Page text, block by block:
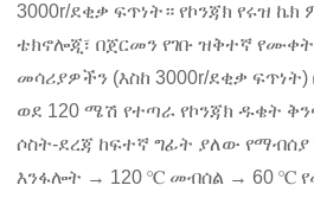
3000r/ደቂቃ ፍጥነት። የኮንጃክ የሩዝ
ቴክኖሎጂ፣ በጀርመን የገቡ ዝቅተኛ
መሳሪያዎችን (እስከ 3000r/ደቂቃ
ወደ 120 ሜሽ የተጣራ የኮንጃክ ዱቄት
ሶስት-ደረጃ ከፍተኛ ግፊት ያለው
እንፋሎት → 120 ℃ መብሰል → 60 ℃